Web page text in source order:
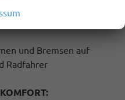
und Bremsen auf
Radfahrer